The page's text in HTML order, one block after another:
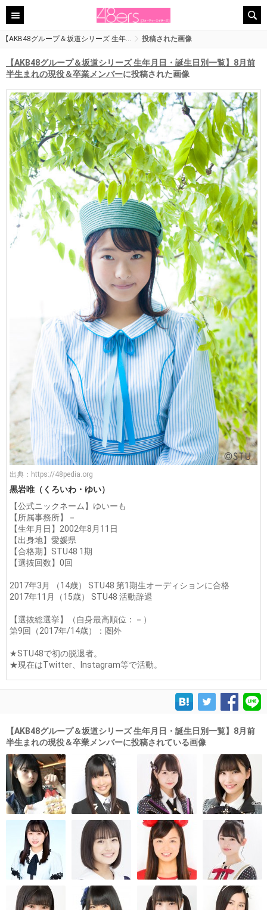
【AKB48グループ＆坂道シリーズ 生年… 投稿された画像
【AKB48グループ＆坂道シリーズ 生年月日・誕生日別一覧】8月前
半生まれの現役＆卒業メンバーに投稿された画像
出典： https://48pedia.org
黒岩唯（くろいわ・ゆい）
【公式ニックネーム】ゆいーも
【所属事務所】－
【生年月日】2002年8月11日
【出身地】愛媛県
【合格期】STU48 1期
【選抜回数】0回
2017年3月 （14歳） STU48 第1期生オーディションに合格
2017年11月（15歳） STU48 活動辞退
【選抜総選挙】（自身最高順位：－）
第9回（2017年/14歳）：圏外
★STU48で初の脱退者。
★現在はTwitter、Instagram等で活動。
【AKB48グループ＆坂道シリーズ 生年月日・誕生日別一覧】8月前
半生まれの現役＆卒業メンバーに投稿されている画像